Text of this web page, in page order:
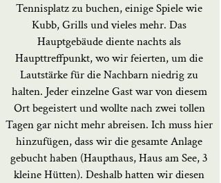
Tennisplatz zu buchen, einige Spiele wie
Kubb, Grills und vieles mehr. Das
Hauptgebäude diente nachts als
Haupttreffpunkt, wo wir feierten, um die
Lautstärke für die Nachbarn niedrig zu
halten. Jeder einzelne Gast war von diesem
Ort begeistert und wollte nach zwei tollen
Tagen gar nicht mehr abreisen. Ich muss hier
hinzufügen, dass wir die gesamte Anlage
gebucht haben (Haupthaus, Haus am See, 3
kleine Hütten). Deshalb hatten wir diesen